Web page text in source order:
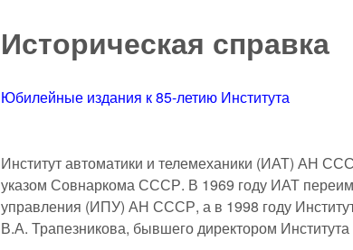
Историческая справка
Юбилейные издания к 85-летию Института
Институт автоматики и телемеханики (ИАТ) АН
указом Совнаркома СССР. В 1969 году ИАТ
управления (ИПУ) АН СССР, а в 1998 году
В.А. Трапезникова, бывшего директором